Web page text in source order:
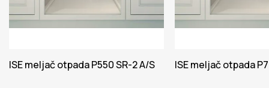
ISE meljač otpada P550 SR-2 A/S ISE meljač otpada